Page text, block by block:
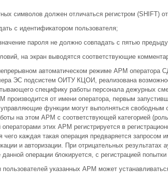
символов должен отличаться регистром (SHIFT)
с идентификатором пользователя;
пароля не должно совпадать с пятью
на экран выводятся соответствующие
автоматическом режиме АРМ
ЭС подсистем ОИТУ КЦОИ, реализована
специфику работы персонала дежурных
производится от имени оператора, первым
функции могут выполняться
на этом АРМ с соответствующей категорией
этих АРМ регистрируется в
чего каждая такая операция предваряется
и авторизации. При отрицательных результатах
операции блокируется, с регистрацией
пользователей указанных АРМ может